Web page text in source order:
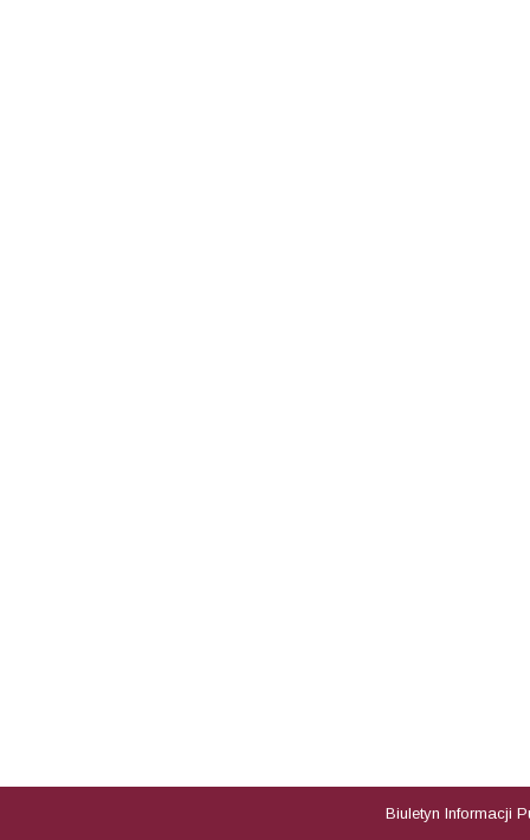
Biuletyn Informacji